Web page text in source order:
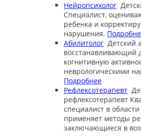
Нейропсихолог
Специалист,
ребенка и
нарушения.
Абилитолог Детский
восстанавливающий
когнитивную
неврологическими
Подробнее
Рефлексотерапевт
рефлексотерапевт
специалист в
применяет методы
заключающиеся в